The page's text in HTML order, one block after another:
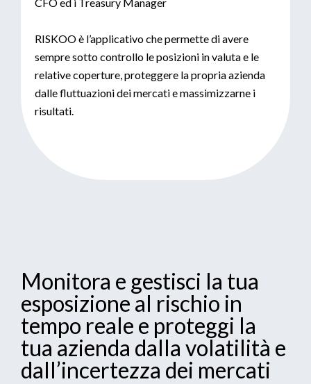
RISKOO è l’applicativo che permette di avere
sempre sotto controllo le posizioni in valuta e le
relative coperture, proteggere la propria azienda
dalle fluttuazioni dei mercati e massimizzarne i
risultati.
Monitora e gestisci la tua
esposizione al rischio in
tempo reale e proteggi la
tua azienda dalla volatilità e
dall’incertezza dei mercati